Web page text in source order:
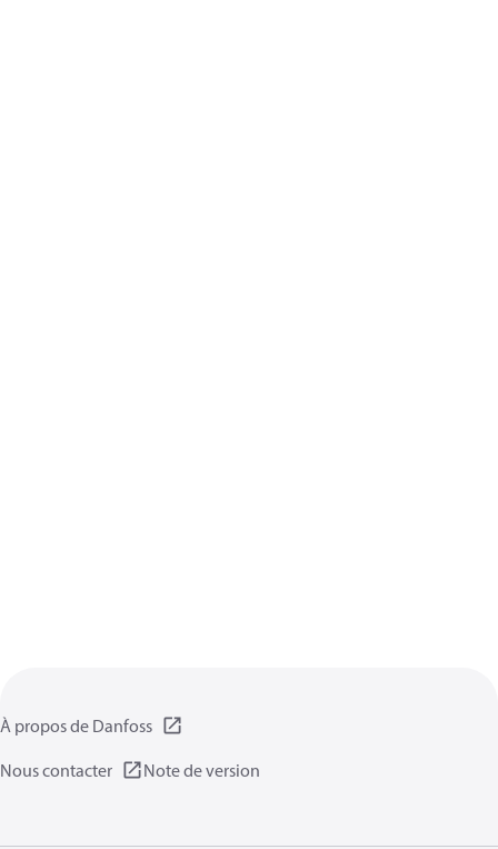
À propos de Danfoss
Nous contacter
Note de version